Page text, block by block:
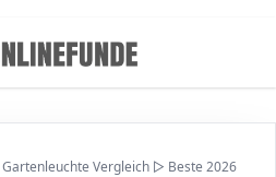
Gartenleuchte Vergleich ▷ Beste 2026